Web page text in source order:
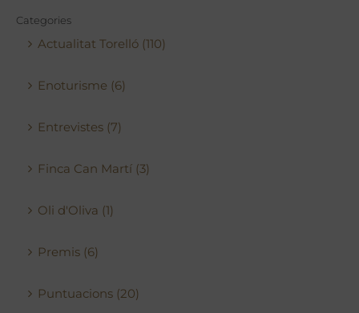
Categories
Actualitat Torelló (110)
Enoturisme (6)
Entrevistes (7)
Finca Can Martí (3)
Oli d'Oliva (1)
Premis (6)
Puntuacions (20)